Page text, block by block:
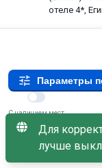
Параметры
С наличием мест
Теплоход: Джаз Аль
отеле 4*,
9дней
от 110 518 ₽
без скидки 124 149
Для
лучше